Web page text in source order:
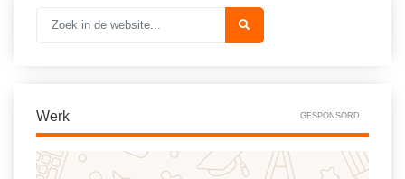
Werk GESPONSORD